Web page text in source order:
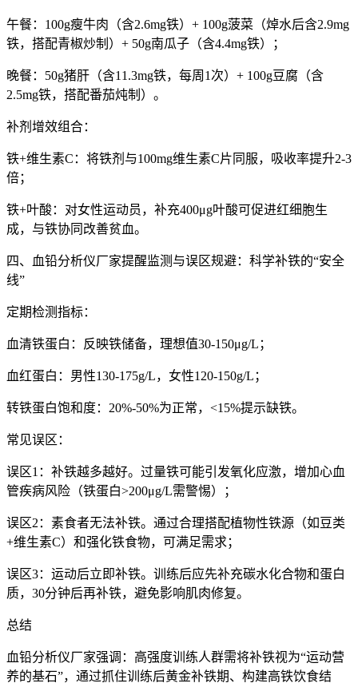
午餐：100g瘦牛肉（含2.6mg铁）+ 100g菠菜（焯水后含2.9mg
铁，搭配青椒炒制）+ 50g南瓜子（含4.4mg铁）；
晚餐：50g猪肝（含11.3mg铁，每周1次）+ 100g豆腐（含
2.5mg铁，搭配番茄炖制）。
补剂增效组合：
铁+维生素C：将铁剂与100mg维生素C片同服，吸收率提升2-3
倍；
铁+叶酸：对女性运动员，补充400μg叶酸可促进红细胞生
成，与铁协同改善贫血。
四、 血铅分析仪厂家提醒监测与误区规避：科学补铁的“安全
线”
定期检测指标：
血清铁蛋白：反映铁储备，理想值30-150μg/L；
血红蛋白：男性130-175g/L，女性120-150g/L；
转铁蛋白饱和度：20%-50%为正常，<15%提示缺铁。
常见误区：
误区1：补铁越多越好。过量铁可能引发氧化应激，增加心血
管疾病风险（铁蛋白>200μg/L需警惕）；
误区2：素食者无法补铁。通过合理搭配植物性铁源（如豆类
+维生素C）和强化铁食物，可满足需求；
误区3：运动后立即补铁。训练后应先补充碳水化合物和蛋白
质，30分钟后再补铁，避免影响肌肉修复。
总结
血铅分析仪厂家强调：高强度训练人群需将补铁视为“运动营
养的基石”，通过抓住训练后黄金补铁期、构建高铁饮食结